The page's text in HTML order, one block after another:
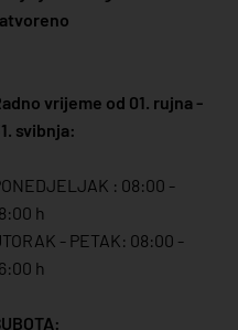
vrijeme od 01. rujna -
svibnja:
: 08:00 -
h
- PETAK: 08:00 -
h